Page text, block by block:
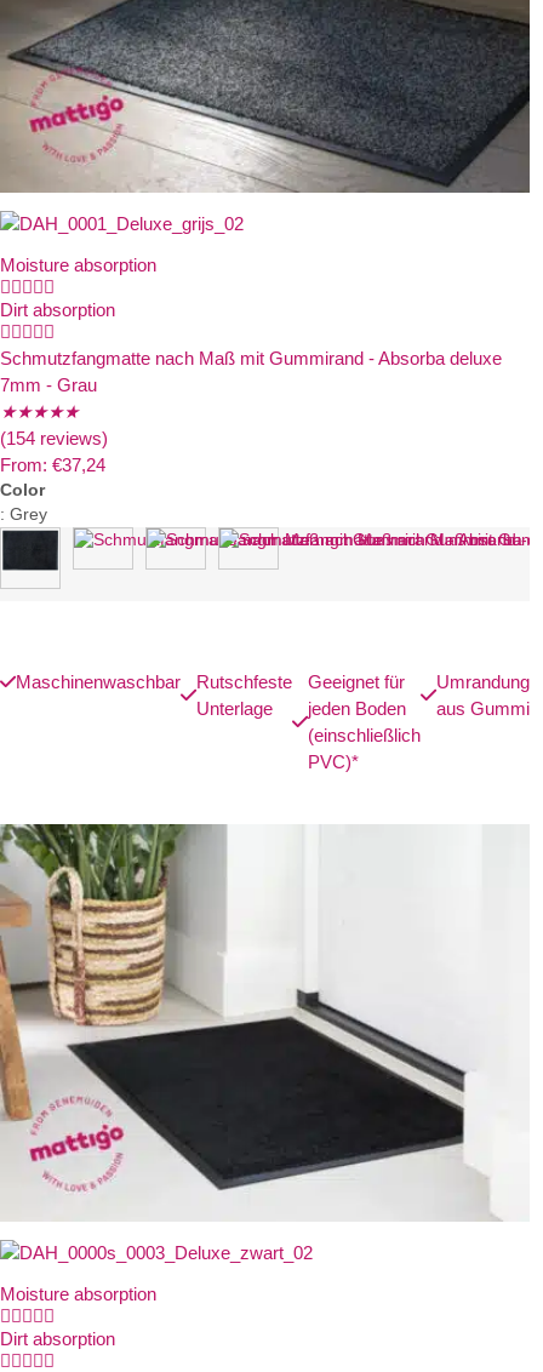
Moisture absorption

Dirt absorption

Schmutzfangmatte nach Maß mit Gummirand - Absorba deluxe
7mm - Grau
★★★★★
(154 reviews)
From: €37,24
Color
: Grey
Maschinenwaschbar
Rutschfeste
Unterlage
Geeignet für
jeden Boden
(einschließlich
PVC)*
Umrandung
aus Gummi
Moisture absorption

Dirt absorption
